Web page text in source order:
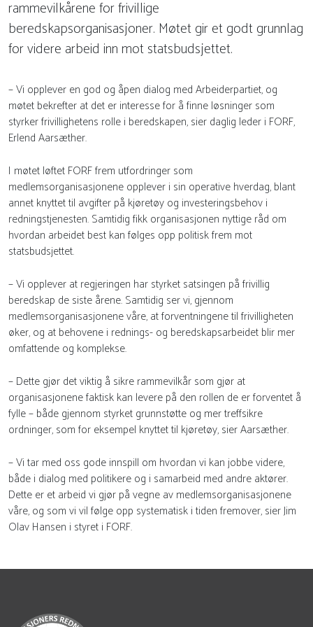
rammevilkårene for frivillige
beredskapsorganisasjoner. Møtet gir et godt grunnlag
for videre arbeid inn mot statsbudsjettet.
– Vi opplever en god og åpen dialog med Arbeiderpartiet, og
møtet bekrefter at det er interesse for å finne løsninger som
styrker frivillighetens rolle i beredskapen, sier daglig leder i FORF,
Erlend Aarsæther.
I møtet løftet FORF frem utfordringer som
medlemsorganisasjonene opplever i sin operative hverdag, blant
annet knyttet til avgifter på kjøretøy og investeringsbehov i
redningstjenesten. Samtidig fikk organisasjonen nyttige råd om
hvordan arbeidet best kan følges opp politisk frem mot
statsbudsjettet.
– Vi opplever at regjeringen har styrket satsingen på frivillig
beredskap de siste årene. Samtidig ser vi, gjennom
medlemsorganisasjonene våre, at forventningene til frivilligheten
øker, og at behovene i rednings- og beredskapsarbeidet blir mer
omfattende og komplekse.
– Dette gjør det viktig å sikre rammevilkår som gjør at
organisasjonene faktisk kan levere på den rollen de er forventet å
fylle – både gjennom styrket grunnstøtte og mer treffsikre
ordninger, som for eksempel knyttet til kjøretøy, sier Aarsæther.
– Vi tar med oss gode innspill om hvordan vi kan jobbe videre,
både i dialog med politikere og i samarbeid med andre aktører.
Dette er et arbeid vi gjør på vegne av medlemsorganisasjonene
våre, og som vi vil følge opp systematisk i tiden fremover, sier Jim
Olav Hansen i styret i FORF.